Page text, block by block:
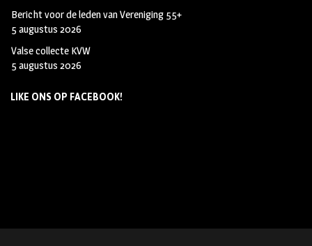
Bericht voor de leden van Vereniging 55+
5 augustus 2026
Valse collecte KVW
5 augustus 2026
LIKE ONS OP FACEBOOK!